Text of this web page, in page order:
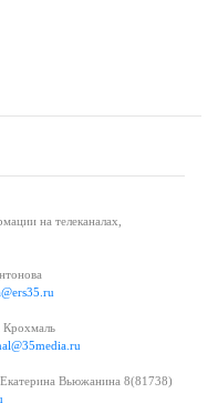
на телеканалах,
Крохмаль
Вьюжанина 8(81738)